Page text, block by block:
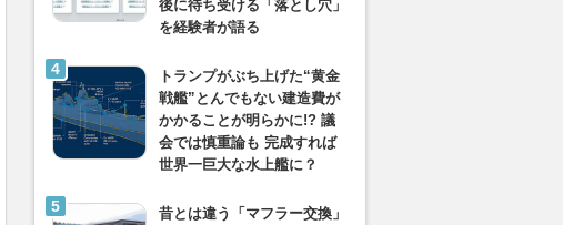
後に待ち受ける「落とし穴」
を経験者が語る
トランプがぶち上げた“黄金
戦艦”とんでもない建造費が
かかることが明らかに!? 議
会では慎重論も 完成すれば
世界一巨大な水上艦に？
昔とは違う「マフラー交換」